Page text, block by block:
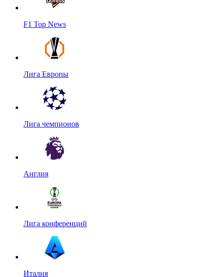
F1 Top News
Лига Европы
Лига чемпионов
Англия
Лига конференций
Италия